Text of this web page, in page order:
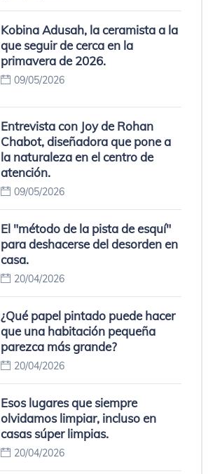
Kobina Adusah, la ceramista a la
que seguir de cerca en la
primavera de 2026.
09/05/2026
Entrevista con Joy de Rohan
Chabot, diseñadora que pone a
la naturaleza en el centro de
atención.
09/05/2026
El "método de la pista de esquí"
para deshacerse del desorden en
casa.
20/04/2026
¿Qué papel pintado puede hacer
que una habitación pequeña
parezca más grande?
20/04/2026
Esos lugares que siempre
olvidamos limpiar, incluso en
casas súper limpias.
20/04/2026